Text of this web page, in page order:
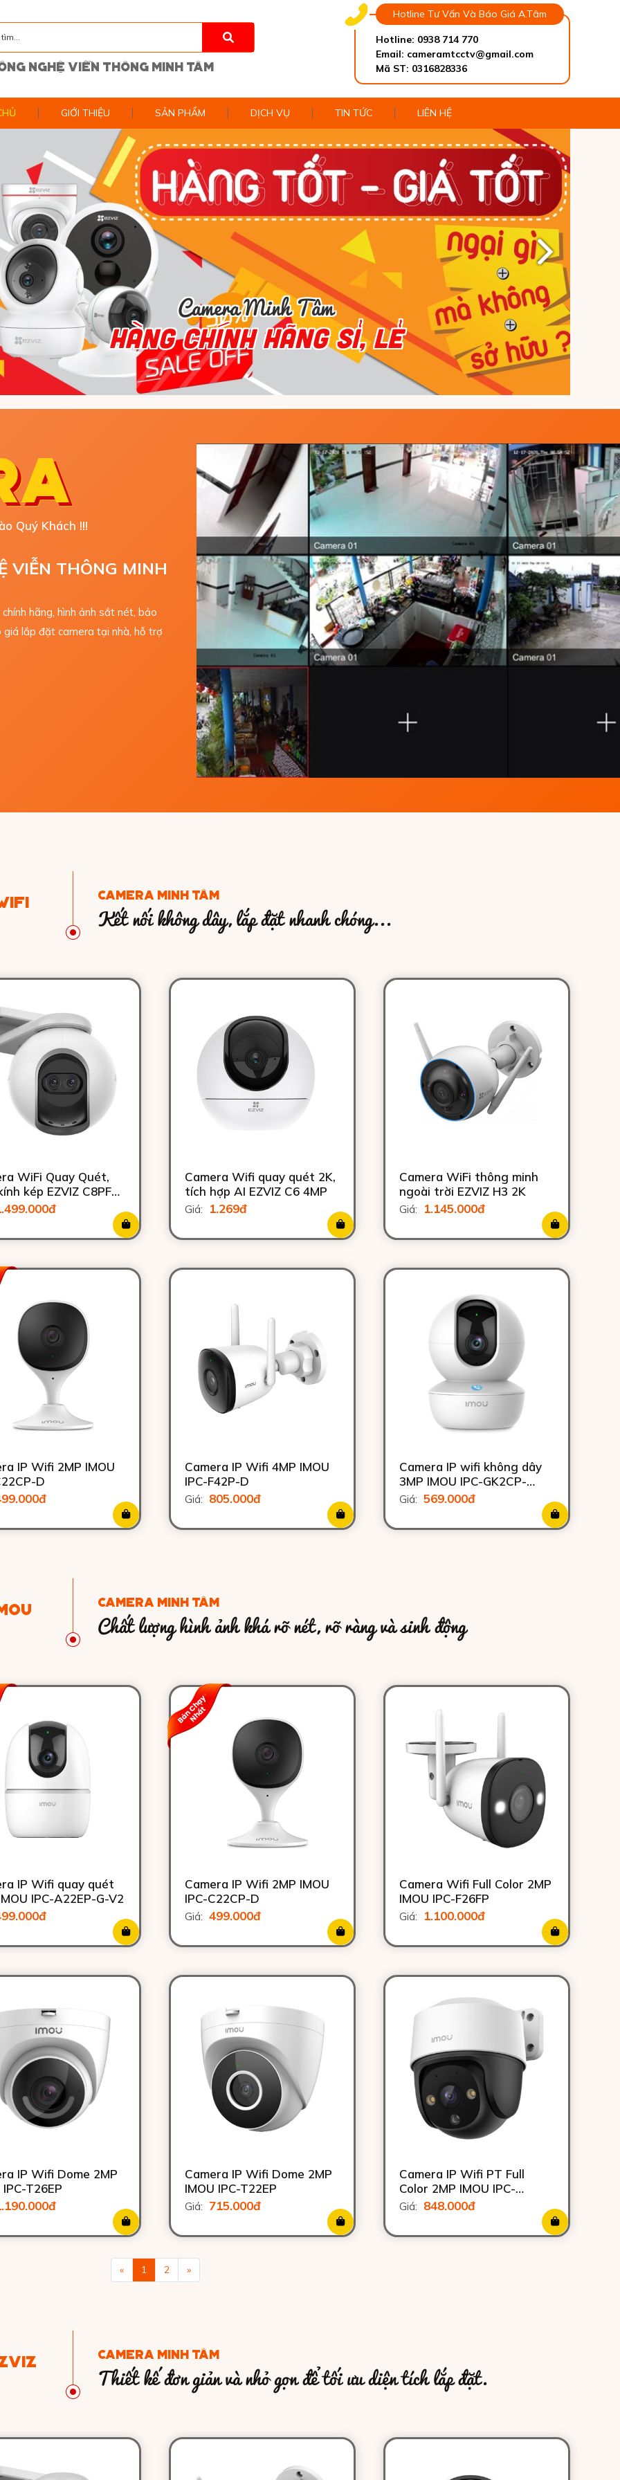
NGHỆ VIỄN THÔNG MINH TÂM
Hotline Tư Vấn Và Báo Giá A.Tâm
Hotline: 0938 714 770
Email: cameramtcctv@gmail.com
Mã ST: 0316828336
GIỚI THIỆU SẢN PHẨM DỊCH VỤ TIN TỨC LIÊN HỆ
Camera Minh Tâm
HÀNG CHÍNH HÃNG SỈ, LẺ
Quý Khách !!!
VIỄN THÔNG MINH
hãng, hình ảnh sắt nét, bảo
lắp đặt camera tại nhà, hỗ trợ
CAMERA MINH TÂM
Kết nối không dây, lắp đặt nhanh chóng...
WiFi Quay Quét,
kép EZVIZ C8PF
Camera Wifi quay quét 2K,
tích hợp AI EZVIZ C6 4MP
Giá: 1.269đ
Camera WiFi thông minh
ngoài trời EZVIZ H3 2K
Giá: 1.145.000đ
IP Wifi 2MP IMOU
D
Camera IP Wifi 4MP IMOU
IPC-F42P-D
Giá: 805.000đ
Camera IP wifi không dây
3MP IMOU IPC-GK2CP-
3C0WR
Giá: 569.000đ
CAMERA MINH TÂM
Chất lượng hình ảnh khá rõ nét, rõ ràng và sinh động
IP Wifi quay quét
IPC-A22EP-G-V2
Camera IP Wifi 2MP IMOU
IPC-C22CP-D
Giá: 499.000đ
Camera Wifi Full Color 2MP
IMOU IPC-F26FP
Giá: 1.100.000đ
IP Wifi Dome 2MP
IPC-T26EP
Camera IP Wifi Dome 2MP
IMOU IPC-T22EP
Giá: 715.000đ
Camera IP Wifi PT Full
Color 2MP IMOU IPC-
S21FAP
Giá: 848.000đ
« 1 2 »
CAMERA MINH TÂM
Thiết kế đơn giản và nhỏ gọn để tối ưu diện tích lắp đặt.